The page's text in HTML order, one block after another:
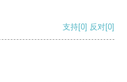
支持[0] 反对[0]